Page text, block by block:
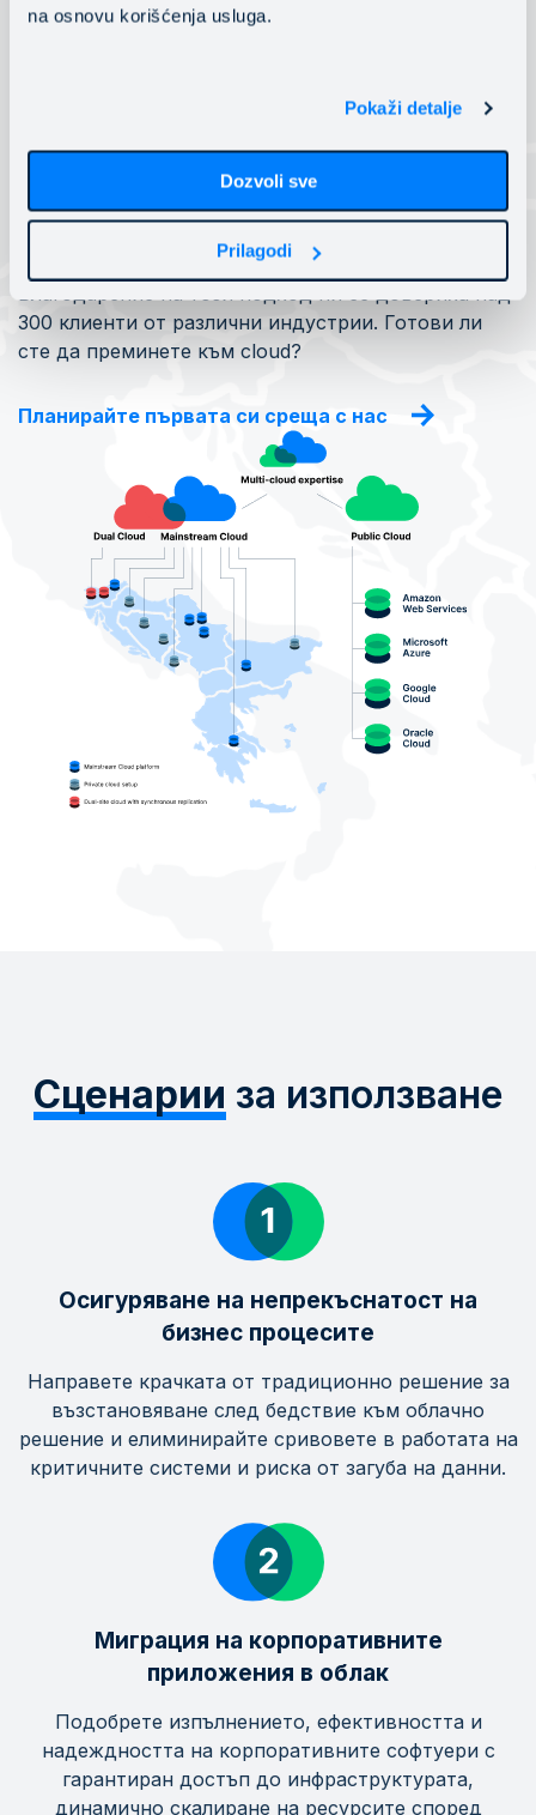
na osnovu korišćenja usluga.
Pokaži detalje
Dozvoli sve
Prilagodi
Предоставяме избор
Регионалното присъствие, multi-cloud експертният
опит и enterprise-class data центровете ни
cloud решения на всеки отделен клиент.
Благодарение на този подход ни се довериха над
300 клиенти от различни индустрии. Готови ли
сте да преминете към cloud?
Планирайте първата си среща с нас
Сценарии за използване
Осигуряване на непрекъснатост на
бизнес процесите
Направете крачката от традиционно решение за
възстановяване след бедствие към облачно
решение и елиминирайте сривовете в работата на
критичните системи и риска от загуба на данни.
Миграция на корпоративните
приложения в облак
Подобрете изпълнението, ефективността и
надеждността на корпоративните софтуери с
гарантиран достъп до инфраструктурата,
динамично скалиране на ресурсите според